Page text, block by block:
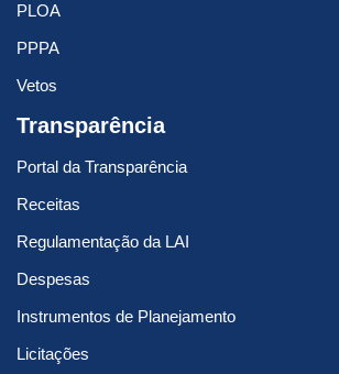
PLOA
PPPA
Vetos
Transparência
Portal da Transparência
Receitas
Regulamentação da LAI
Despesas
Instrumentos de Planejamento
Licitações